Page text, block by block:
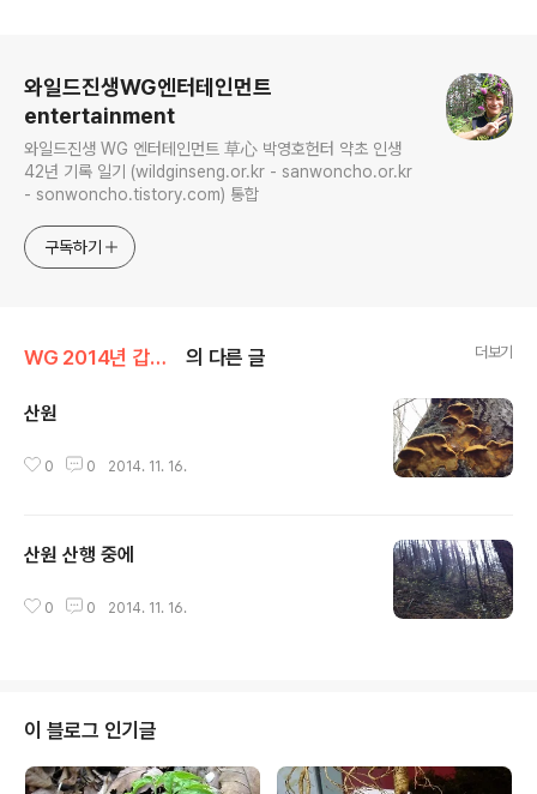
와일드진생WG엔터테인먼트
entertainment
와일드진생 WG 엔터테인먼트 草心 박영호헌터 약초 인생
42년 기록 일기 (wildginseng.or.kr - sanwoncho.or.kr
- sonwoncho.tistory.com) 통합
구독하기
WG 2014년 갑오년 기록 의 다른 글 더보기
산원
0 0 2014. 11. 16.
산원 산행 중에
0 0 2014. 11. 16.
이 블로그 인기글